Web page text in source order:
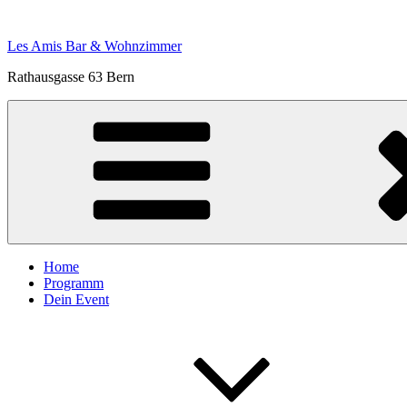
springen
Les Amis Bar & Wohnzimmer
Rathausgasse 63 Bern
Home
Programm
Dein Event